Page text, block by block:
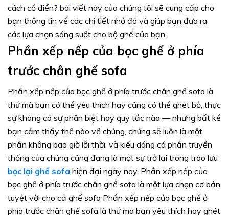
cách cổ điển? bài viết này của chúng tôi sẽ cung cấp cho
bạn thông tin về các chi tiết nhỏ đó và giúp bạn đưa ra
các lựa chọn sáng suốt cho bộ ghế của bạn.
Phần xếp nếp của bọc ghế ở phía
trước chân ghế sofa
Phần xếp nếp của bọc ghế ở phía trước chân ghế sofa là
thứ mà bạn có thể yêu thích hay cũng có thể ghét bỏ, thực
sự không có sự phân biệt hay quy tắc nào — nhưng bất kể
bạn cảm thấy thế nào về chúng, chúng sẽ luôn là một
phần không bao giờ lỗi thời, và kiểu dáng có phần truyền
thống của chúng cũng đang là một sự trở lại trong trào lưu
bọc lại ghế sofa hiện đại ngày nay. Phần xếp nếp của
bọc ghế ở phía trước chân ghế sofa là một lựa chọn cơ bản
tuyệt vời cho cả ghế sofa Phần xếp nếp của bọc ghế ở
phía trước chân ghế sofa là thứ mà bạn yêu thích hay ghét